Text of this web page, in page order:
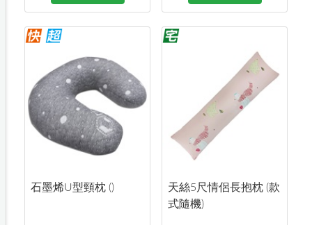
石墨烯U型頸枕 ()
天絲5尺情侶長抱枕 (款
式隨機)